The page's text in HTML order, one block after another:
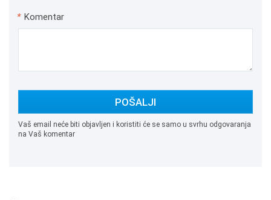
* Komentar
POŠALJI
Vaš email neće biti objavljen i koristiti će se samo u svrhu odgovaranja
na Vaš komentar